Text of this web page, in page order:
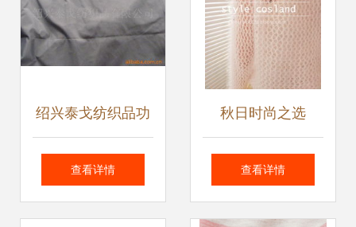
绍兴泰戈纺织品功
能性面料产品列表
查看详情
秋日时尚之选
COSLAND93韩国
查看详情